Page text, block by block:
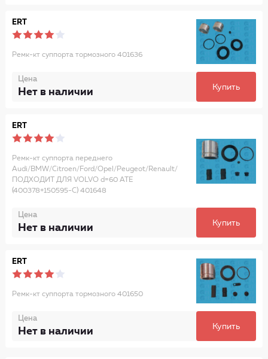
ERT
Ремк-кт суппорта тормозного 401636
Цена
Нет в наличии Купить
ERT
Ремк-кт суппорта переднего
Audi/BMW/Citroen/Ford/Opel/Peugeot/Renault/
ПОДХОДИТ ДЛЯ VOLVO d=60 ATE
(400378+150595-C) 401648
Цена
Нет в наличии Купить
ERT
Ремк-кт суппорта тормозного 401650
Цена
Нет в наличии Купить